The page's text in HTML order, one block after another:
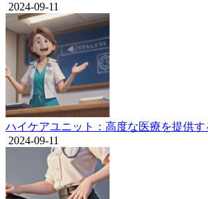
2024-09-11
ハイケアユニット：高度な医療を提供す
2024-09-11